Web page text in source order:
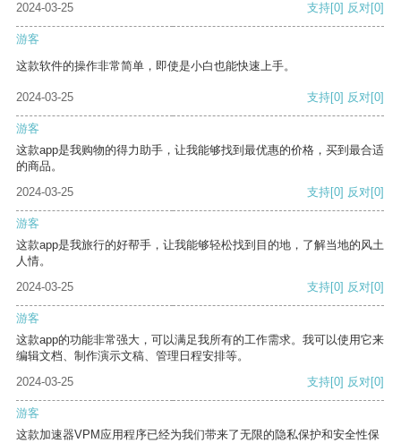
2024-03-25 支持[0] 反对[0]
游客
这款软件的操作非常简单，即使是小白也能快速上手。
2024-03-25 支持[0] 反对[0]
游客
这款app是我购物的得力助手，让我能够找到最优惠的价格，买到最合适
的商品。
2024-03-25
支持[0] 反对[0]
游客
这款app是我旅行的好帮手，让我能够轻松找到目的地，了解当地的风土
人情。
2024-03-25
支持[0] 反对[0]
游客
这款app的功能非常强大，可以满足我所有的工作需求。我可以使用它来
编辑文档、制作演示文稿、管理日程安排等。
2024-03-25
支持[0] 反对[0]
游客
这款加速器VPM应用程序已经为我们带来了无限的隐私保护和安全性保